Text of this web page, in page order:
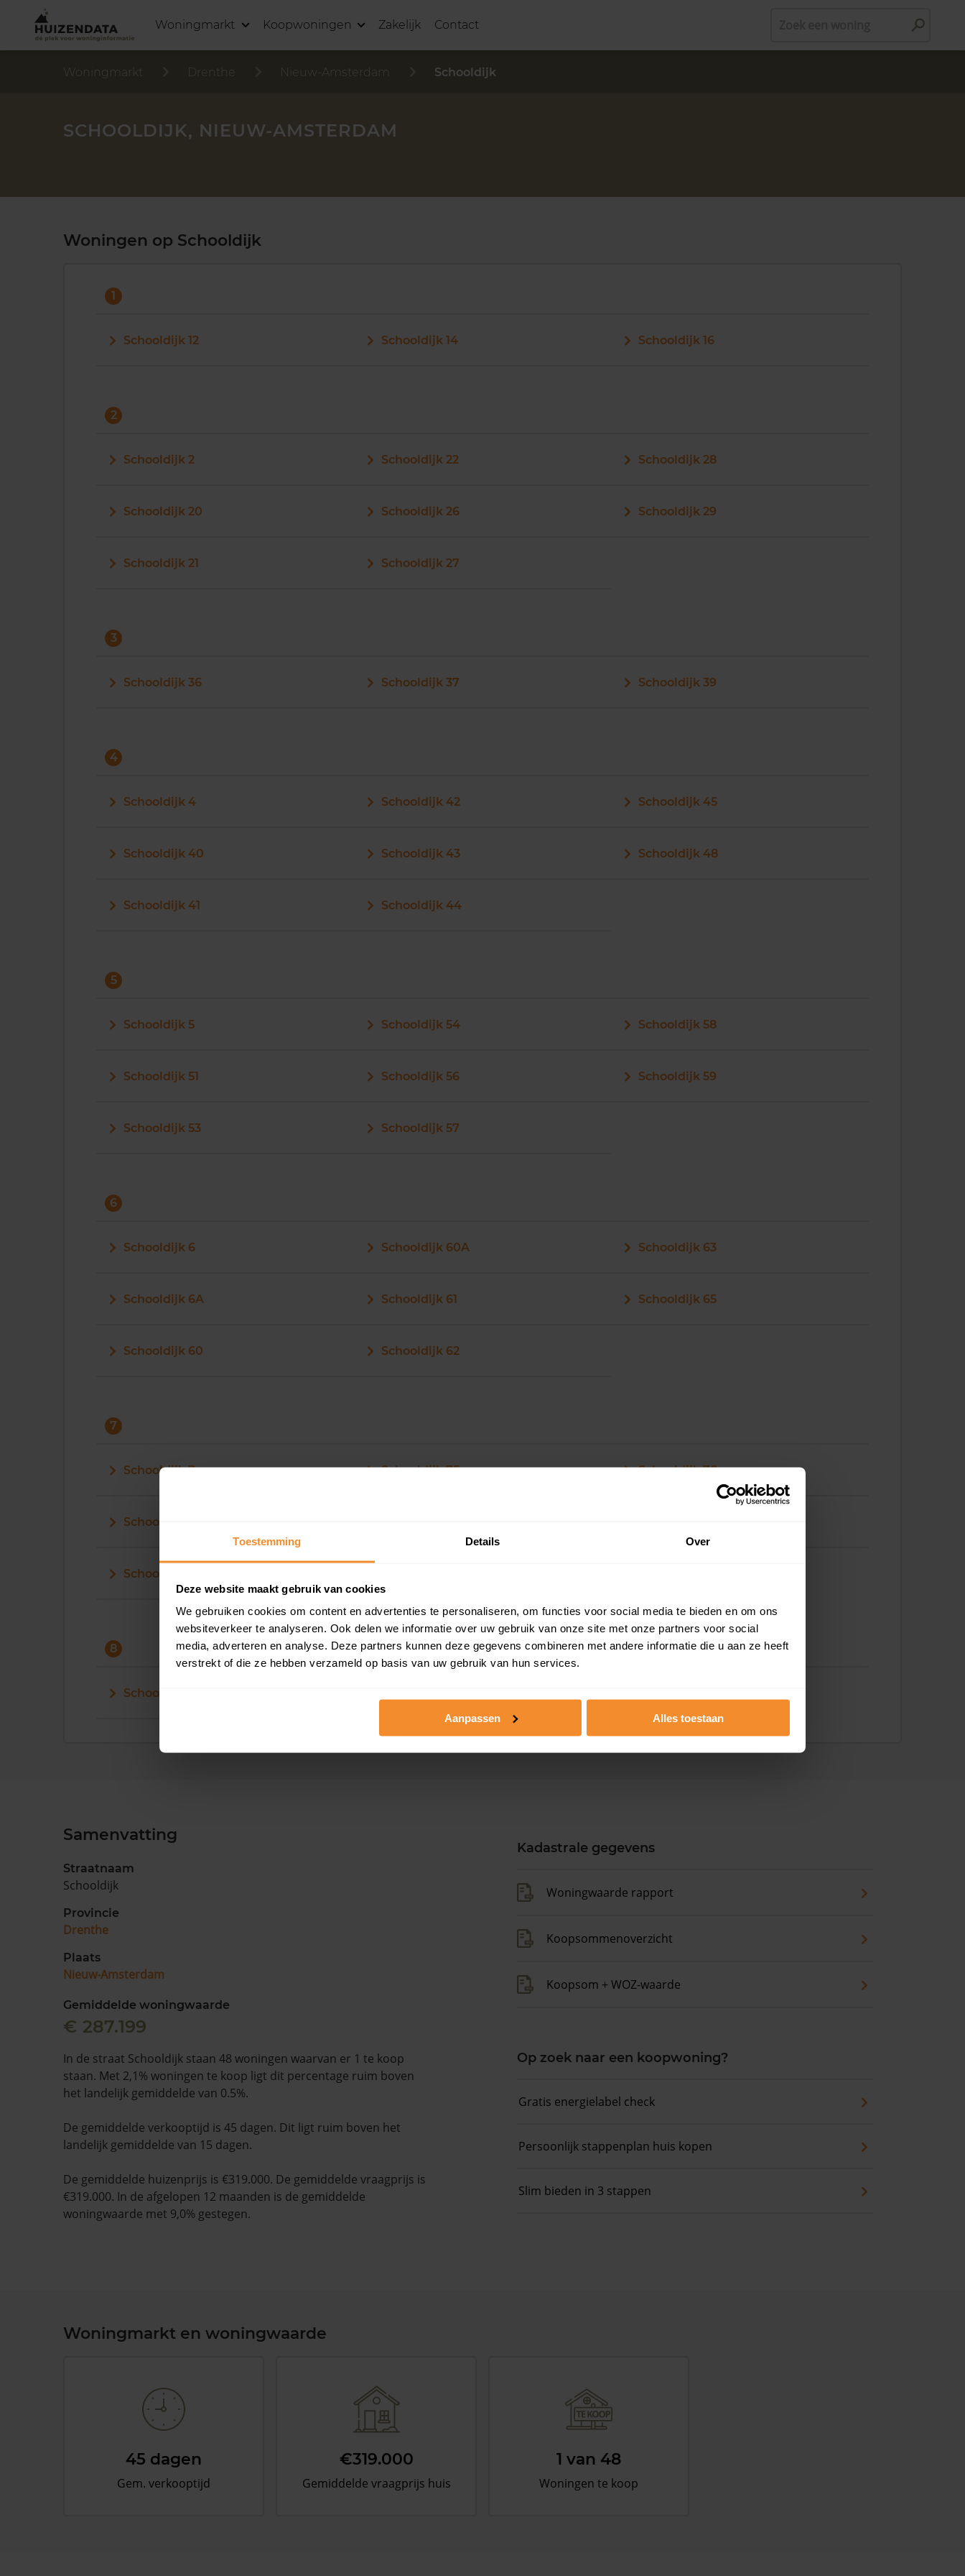
Toestemming Details Over
Deze website maakt gebruik van cookies
We gebruiken cookies om content en advertenties te personaliseren, om functies voor social media te bieden en om ons
websiteverkeer te analyseren. Ook delen we informatie over uw gebruik van onze site met onze partners voor social
media, adverteren en analyse. Deze partners kunnen deze gegevens combineren met andere informatie die u aan ze heeft
verstrekt of die ze hebben verzameld op basis van uw gebruik van hun services.
Aanpassen Alles toestaan
Woningmarkt Koopwoningen Zakelijk Contact
Woningmarkt Drenthe Nieuw-Amsterdam Schooldijk
SCHOOLDIJK, NIEUW-AMSTERDAM
Woningen op Schooldijk
1
Schooldijk 12 Schooldijk 14 Schooldijk 16
2
Schooldijk 2
Schooldijk 20
Schooldijk 21
Schooldijk 22
Schooldijk 26
Schooldijk 27
Schooldijk 28
Schooldijk 29
3
Schooldijk 36 Schooldijk 37 Schooldijk 39
4
Schooldijk 4
Schooldijk 40
Schooldijk 41
Schooldijk 42
Schooldijk 43
Schooldijk 44
Schooldijk 45
Schooldijk 48
5
Schooldijk 5
Schooldijk 51
Schooldijk 53
Schooldijk 54
Schooldijk 56
Schooldijk 57
Schooldijk 58
Schooldijk 59
6
Schooldijk 6
Schooldijk 6A
Schooldijk 60
Schooldijk 60A
Schooldijk 61
Schooldijk 62
Schooldijk 63
Schooldijk 65
7
Schooldijk 7
Schooldijk 70
Schooldijk 73
Schooldijk 75 Schooldijk 78
8
Schooldijk 80
Samenvatting
Straatnaam
Schooldijk
Provincie
Drenthe
Plaats
Nieuw-Amsterdam
Gemiddelde woningwaarde
€ 287.199
In de straat Schooldijk staan 48 woningen waarvan er 1 te koop
staan. Met 2,1% woningen te koop ligt dit percentage ruim boven
het landelijk gemiddelde van 0.5%.
De gemiddelde verkooptijd is 45 dagen. Dit ligt ruim boven het
landelijk gemiddelde van 15 dagen.
De gemiddelde huizenprijs is €319.000. De gemiddelde vraagprijs is
€319.000. In de afgelopen 12 maanden is de gemiddelde
woningwaarde met 9,0% gestegen.
Kadastrale gegevens
Woningwaarde rapport
Koopsommenoverzicht
Koopsom + WOZ-waarde
Op zoek naar een koopwoning?
Gratis energielabel check
Persoonlijk stappenplan huis kopen
Slim bieden in 3 stappen
Woningmarkt en woningwaarde
45 dagen
Gem. verkooptijd
€319.000
Gemiddelde vraagprijs huis
1 van 48
Woningen te koop